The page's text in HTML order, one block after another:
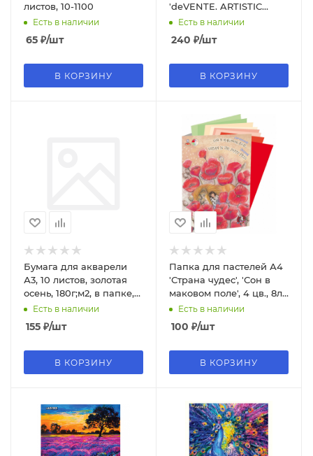
листов, 10-1100
Есть в наличии
65 ₽/шт
В КОРЗИНУ
'deVENTE. ARTISTIC
STUDIO' бумага 105 г;м²,
8071308
Есть в наличии
240 ₽/шт
В КОРЗИНУ
Бумага для акварели
А3, 10 листов, золотая
осень, 180г;м2, в папке,
06686
Есть в наличии
155 ₽/шт
В КОРЗИНУ
Папка для пастелей А4
'Страна чудес', 'Сон в
маковом поле', 4 цв., 8л.,
П-1686
Есть в наличии
100 ₽/шт
В КОРЗИНУ